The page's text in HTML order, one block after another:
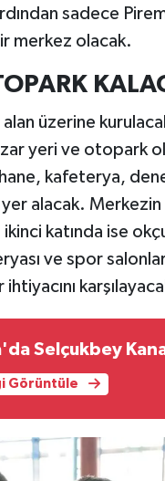
sadece
merkez olacak.
üzerine
yeri ve otopark
kafeterya,
yer alacak.
katında ise
ve spor
Selçukbey
Görüntüle